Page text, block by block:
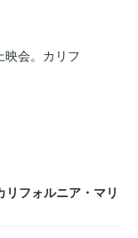
リフォルニア・マリ